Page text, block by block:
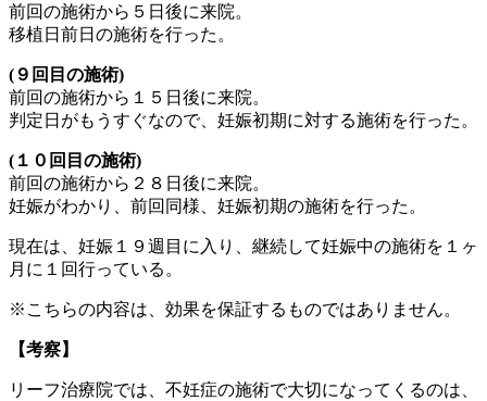
前回の施術から５日後に来院。
移植日前日の施術を行った。
(９回目の施術)
前回の施術から１５日後に来院。
判定日がもうすぐなので、妊娠初期に対する施術を行った。
(１０回目の施術)
前回の施術から２８日後に来院。
妊娠がわかり、前回同様、妊娠初期の施術を行った。
現在は、妊娠１９週目に入り、継続して妊娠中の施術を１ヶ
月に１回行っている。
※こちらの内容は、効果を保証するものではありません。
【考察】
リーフ治療院では、不妊症の施術で大切になってくるのは、